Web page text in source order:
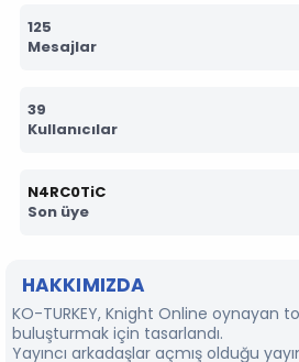
125
Mesajlar
39
Kullanıcılar
N4RC0TiC
Son üye
HAKKIMIZDA
KO-TURKEY, Knight Online oynayan
buluşturmak için tasarlandı.
Yayıncı arkadaşlar açmış olduğu